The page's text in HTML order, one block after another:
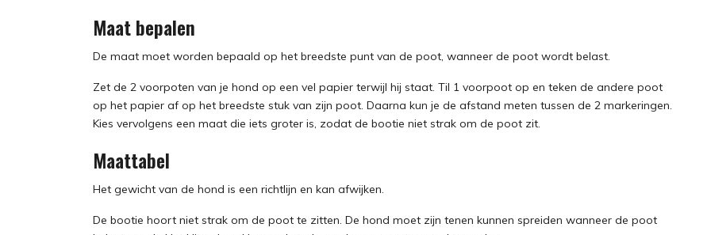
Maat bepalen
De maat moet worden bepaald op het breedste punt van de poot, wanneer de poot wordt belast.
Zet de 2 voorpoten van je hond op een vel papier terwijl hij staat. Til 1 voorpoot op en teken de andere poot
op het papier af op het breedste stuk van zijn poot. Daarna kun je de afstand meten tussen de 2 markeringen.
Kies vervolgens een maat die iets groter is, zodat de bootie niet strak om de poot zit.
Maattabel
Het gewicht van de hond is een richtlijn en kan afwijken.
De bootie hoort niet strak om de poot te zitten. De hond moet zijn tenen kunnen spreiden wanneer de poot